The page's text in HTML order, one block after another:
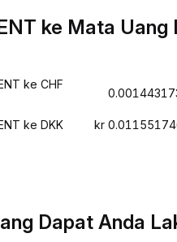
ke Mata Uang
ke CHF
ke DKK kr
Dapat Anda